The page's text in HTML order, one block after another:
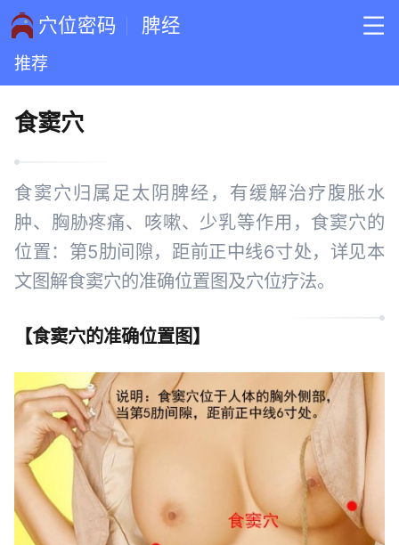
穴位密码 脾经
推荐
食窦穴
食窦穴归属足太阴脾经，有缓解治疗腹胀水
肿、胸胁疼痛、咳嗽、少乳等作用，食窦穴的
位置：第5肋间隙，距前正中线6寸处，详见本
文图解食窦穴的准确位置图及穴位疗法。
【食窦穴的准确位置图】